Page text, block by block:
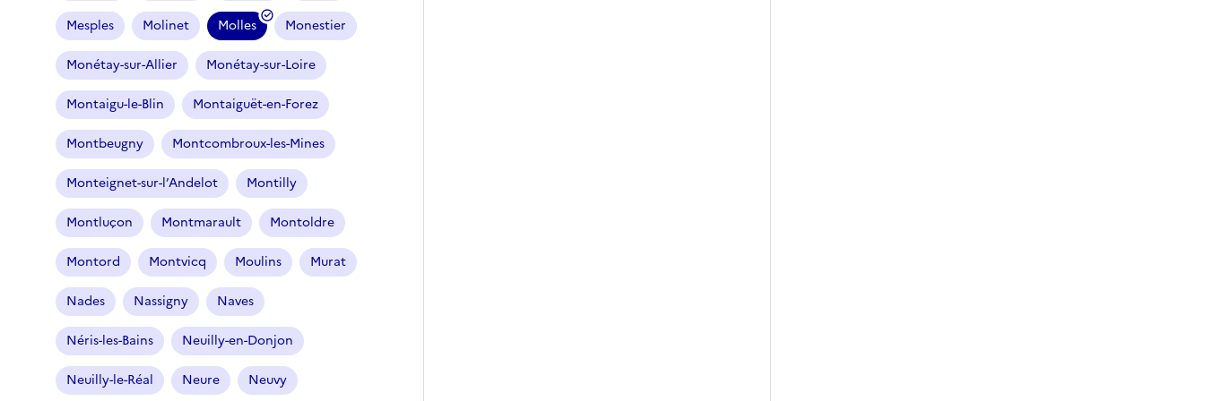
Mesples Molinet Molles
(
f
i
l
t
r
e
s
é
l
e
c
t
i
o
n
n
Monestier
Monétay-sur-Allier Monétay-sur-Loire
Montaigu-le-Blin Montaiguët-en-Forez
Montbeugny Montcombroux-les-Mines
Monteignet-sur-l’Andelot Montilly
Montluçon Montmarault Montoldre
Montord Montvicq Moulins Murat
Nades Nassigny Naves
Néris-les-Bains Neuilly-en-Donjon
Neuilly-le-Réal Neure Neuvy